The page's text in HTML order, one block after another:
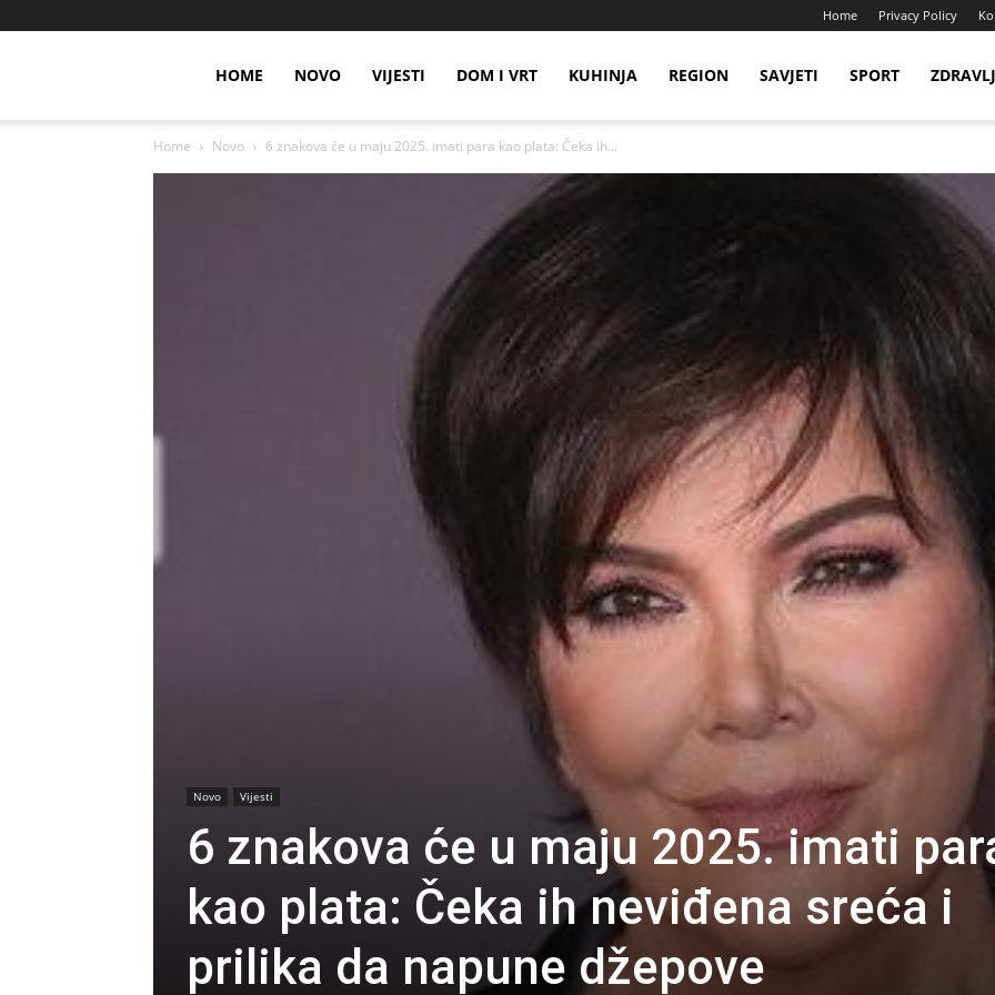
Home Privacy Policy
HOME NOVO VIJESTI DOM I VRT KUHINJA REGION SAVJETI SPORT
Home Novo 6 znakova će u maju 2025. imati para kao plata: Čeka ih...
Novo Vijesti
6 znakova će u maju 2025. imati
kao plata: Čeka ih neviđena sreća i
prilika da napune džepove